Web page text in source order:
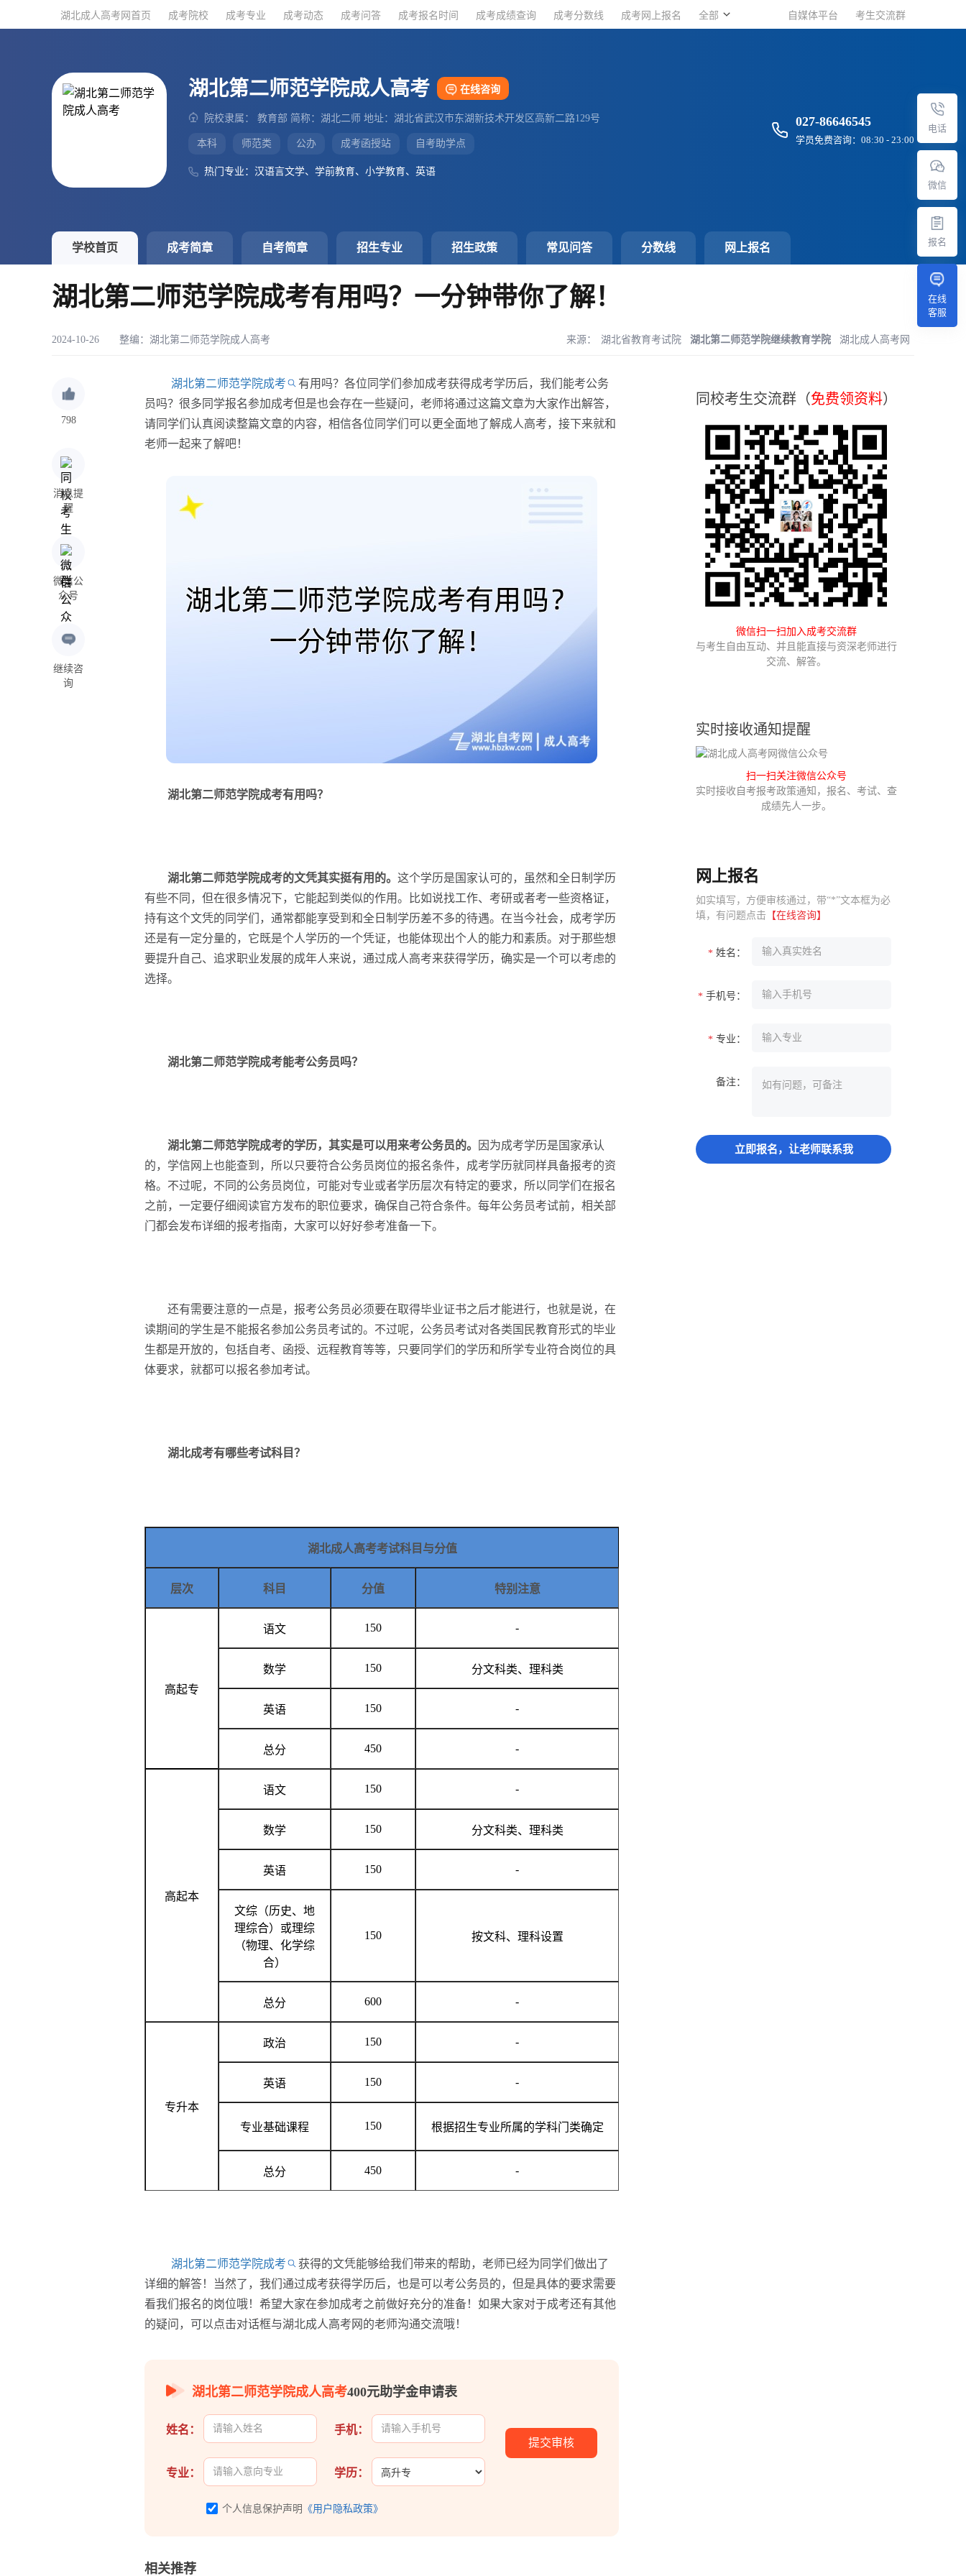
湖北成人高考网首页 成考院校 成考专业 成考动态 成考问答 成考报名时间 成考成绩查询 成考分数线 成考网上报名 全部 自媒体平台 考生交流群
湖北第二师范学院成人高考 在线咨询
院校隶属： 教育部 简称：湖北二师 地址：湖北省武汉市东湖新技术开发区高新二路129号
本科 师范类 公办 成考函授站 自考助学点
热门专业：汉语言文学、学前教育、小学教育、英语
027-86646545
学员免费咨询：08:30 - 23:00
学校首页 成考简章 自考简章 招生专业 招生政策 常见问答 分数线 网上报名
电话
微信
报名
在线
客服
湖北第二师范学院成考有用吗？一分钟带你了解！
2024-10-26 整编： 湖北第二师范学院成人高考 来源： 湖北省教育考试院 湖北第二师范学院继续教育学院 湖北成人高考网
798
消息提
醒
微信公
众号
继续咨
询
湖北第二师范学院成考
有用吗？各位同学们参加成考获得成考学历后，我们能考公务
员吗？很多同学报名参加成考但是也会存在一些疑问，老师将通过这篇文章为大家作出解答，
请同学们认真阅读整篇文章的内容，相信各位同学们可以更全面地了解成人高考，接下来就和
老师一起来了解吧！
湖北第二师范学院成考有用吗？
湖北第二师范学院成考的文凭其实挺有用的。 这个学历是国家认可的，虽然和全日制学历
有些不同，但在很多情况下，它能起到类似的作用。比如说找工作、考研或者考一些资格证，
持有这个文凭的同学们，通常都能享受到和全日制学历差不多的待遇。在当今社会，成考学历
还是有一定分量的，它既是个人学历的一个凭证，也能体现出个人的能力和素质。对于那些想
要提升自己、追求职业发展的成年人来说，通过成人高考来获得学历，确实是一个可以考虑的
选择。
湖北第二师范学院成考能考公务员吗？
湖北第二师范学院成考的学历，其实是可以用来考公务员的。
因为成考学历是国家承认
的，学信网上也能查到，所以只要符合公务员岗位的报名条件，成考学历就同样具备报考的资
格。不过呢，不同的公务员岗位，可能对专业或者学历层次有特定的要求，所以同学们在报名
之前，一定要仔细阅读官方发布的职位要求，确保自己符合条件。每年公务员考试前，相关部
门都会发布详细的报考指南，大家可以好好参考准备一下。
还有需要注意的一点是，报考公务员必须要在取得毕业证书之后才能进行，也就是说，在
读期间的学生是不能报名参加公务员考试的。不过呢，公务员考试对各类国民教育形式的毕业
生都是开放的，包括自考、函授、远程教育等等，只要同学们的学历和所学专业符合岗位的具
体要求，就都可以报名参加考试。
湖北成考有哪些考试科目？
湖北成人高考考试科目与分值
层次 科目 分值 特别注意
高起专
语文 150 -
数学 150 分文科类、理科类
英语 150 -
总分 450 -
高起本
语文 150 -
数学 150 分文科类、理科类
英语 150 -
文综（历史、地
理综合）或理综
（物理、化学综
合）
150 按文科、理科设置
总分 600 -
专升本
政治 150 -
英语 150 -
专业基础课程 150 根据招生专业所属的学科门类确定
总分 450 -
湖北第二师范学院成考
获得的文凭能够给我们带来的帮助，老师已经为同学们做出了
详细的解答！当然了，我们通过成考获得学历后，也是可以考公务员的，但是具体的要求需要
看我们报名的岗位哦！希望大家在参加成考之前做好充分的准备！如果大家对于成考还有其他
的疑问，可以点击对话框与湖北成人高考网的老师沟通交流哦！
湖北第二师范学院成人高考400元助学金申请表
姓名： 手机：
专业： 学历：
个人信息保护声明 《用户隐私政策》
相关推荐
同校考生交流群（免费领资料）
微信扫一扫加入成考交流群
与考生自由互动、并且能直接与资深老师进行
交流、解答。
湖北成人高考网首页 成考院校 成考专业 成考动态 成考问答 成考报名时间 成考成绩查询 成考分数线 成考网上报名 全部 自媒体平台 考生交流群
实时接收通知提醒
扫一扫关注微信公众号
实时接收自考报考政策通知，报名、考试、查
成绩先人一步。
网上报名
如实填写，方便审核通过，带“*”文本框为必
填，有问题点击 【在线咨询】
* 姓名：
* 手机号：
* 专业：
备注：